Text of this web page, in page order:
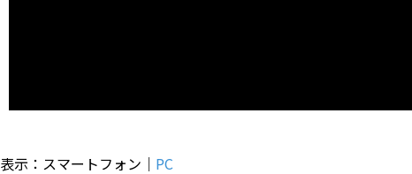
表示：スマートフォン｜ PC